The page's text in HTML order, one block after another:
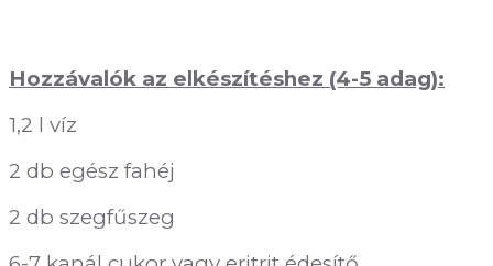
Hozzávalók az elkészítéshez (4-5 adag):
1,2 l víz
2 db egész fahéj
2 db szegfűszeg